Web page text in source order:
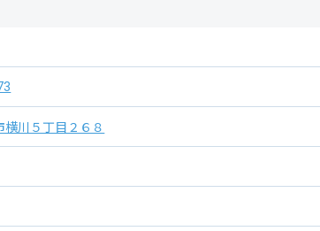
横川５丁目２６８